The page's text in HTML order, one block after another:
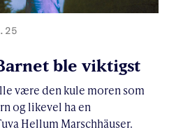
ble viktigst
være den kule moren som
og likevel ha en
Hellum Marschhäuser.